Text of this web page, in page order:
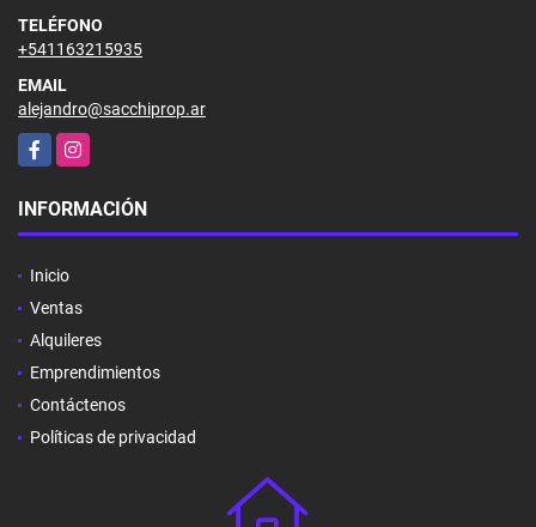
TELÉFONO
+541163215935
EMAIL
alejandro@sacchiprop.ar
FacebookInstagram
INFORMACIÓN
Inicio
Ventas
Alquileres
Emprendimientos
Contáctenos
Políticas de privacidad